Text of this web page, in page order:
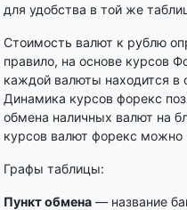
для удобства в той же
Стоимость валют к рублю
правило, на основе курсов
каждой валюты находится в
Динамика курсов форекс
обмена наличных валют на
курсов валют форекс можно
Графы таблицы:
Пункт обмена — название